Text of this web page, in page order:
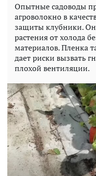
Опытные садоводы
агроволокно в
защиты клубники.
растения от холода
материалов. Пленка
дает риски вызвать
плохой вентиляции.